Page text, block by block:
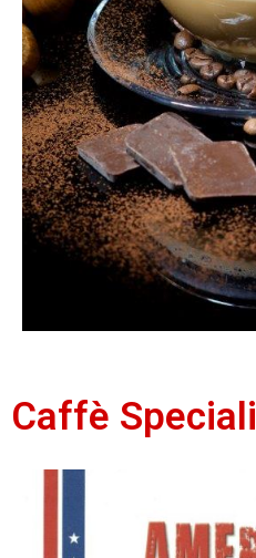
Caffè Speciali